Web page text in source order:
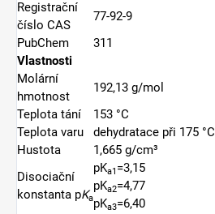
Registrační
číslo CAS
77-92-9
PubChem
311
Vlastnosti
Molární
hmotnost
192,13 g/mol
Teplota tání
153 °C
Teplota varu
dehydratace při 175 °C
Hustota
1,665 g/cm³
Disociační
konstanta pKa
pKa1 =3,15
pKa2=4,77
pKa3=6,40